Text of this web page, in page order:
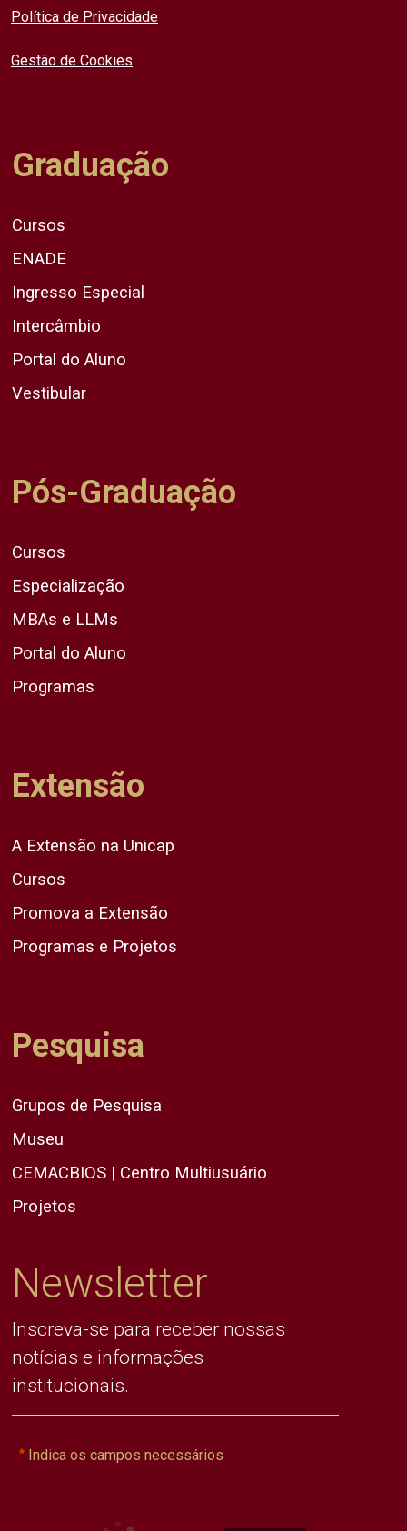
Política de Privacidade
Gestão de Cookies
Graduação
Cursos
ENADE
Ingresso Especial
Intercâmbio
Portal do Aluno
Vestibular
Pós-Graduação
Cursos
Especialização
MBAs e LLMs
Portal do Aluno
Programas
Extensão
A Extensão na Unicap
Cursos
Promova a Extensão
Programas e Projetos
Pesquisa
Grupos de Pesquisa
Museu
CEMACBIOS | Centro Multiusuário
Projetos
Newsletter
Inscreva-se para receber nossas
notícias e informações
institucionais.
Indica os campos necessários